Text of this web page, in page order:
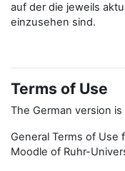
auf der die jeweils
einzusehen sind.
Terms of Use
The German version
General Terms of Use
Moodle of Ruhr-